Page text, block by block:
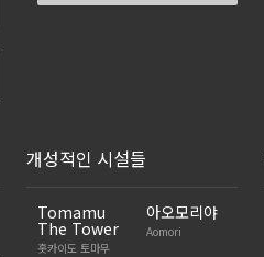
개성적인 시설들
Tomamu
The Tower
홋카이도 토마무
아오모리야
Aomori